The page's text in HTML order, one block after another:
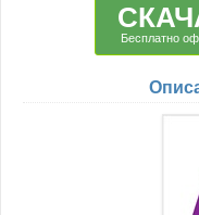
Бесплатно